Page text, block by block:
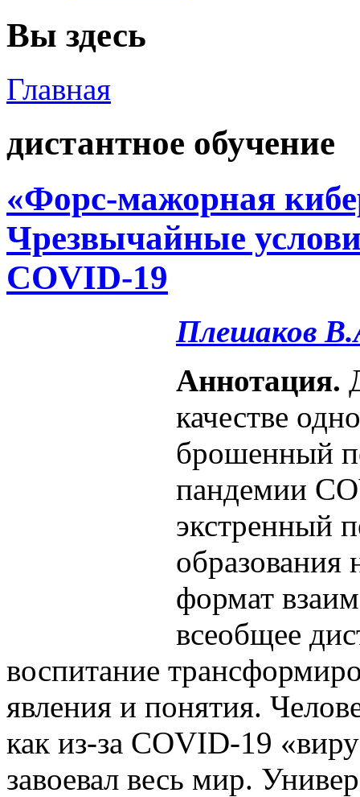
Вы здесь
Главная
дистантное обучение
«Форс-мажорная
Чрезвычайные
COVID-19
Плешаков
Аннотация.
качестве
брошенный
пандемии
экстренный
образования
формат
всеобщее
воспитание
явления и понятия.
как из-за COVID-19
завоевал весь мир.